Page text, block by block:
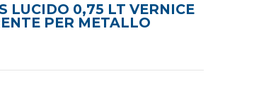
LUCIDO 0,75 LT VERNICE
PER METALLO